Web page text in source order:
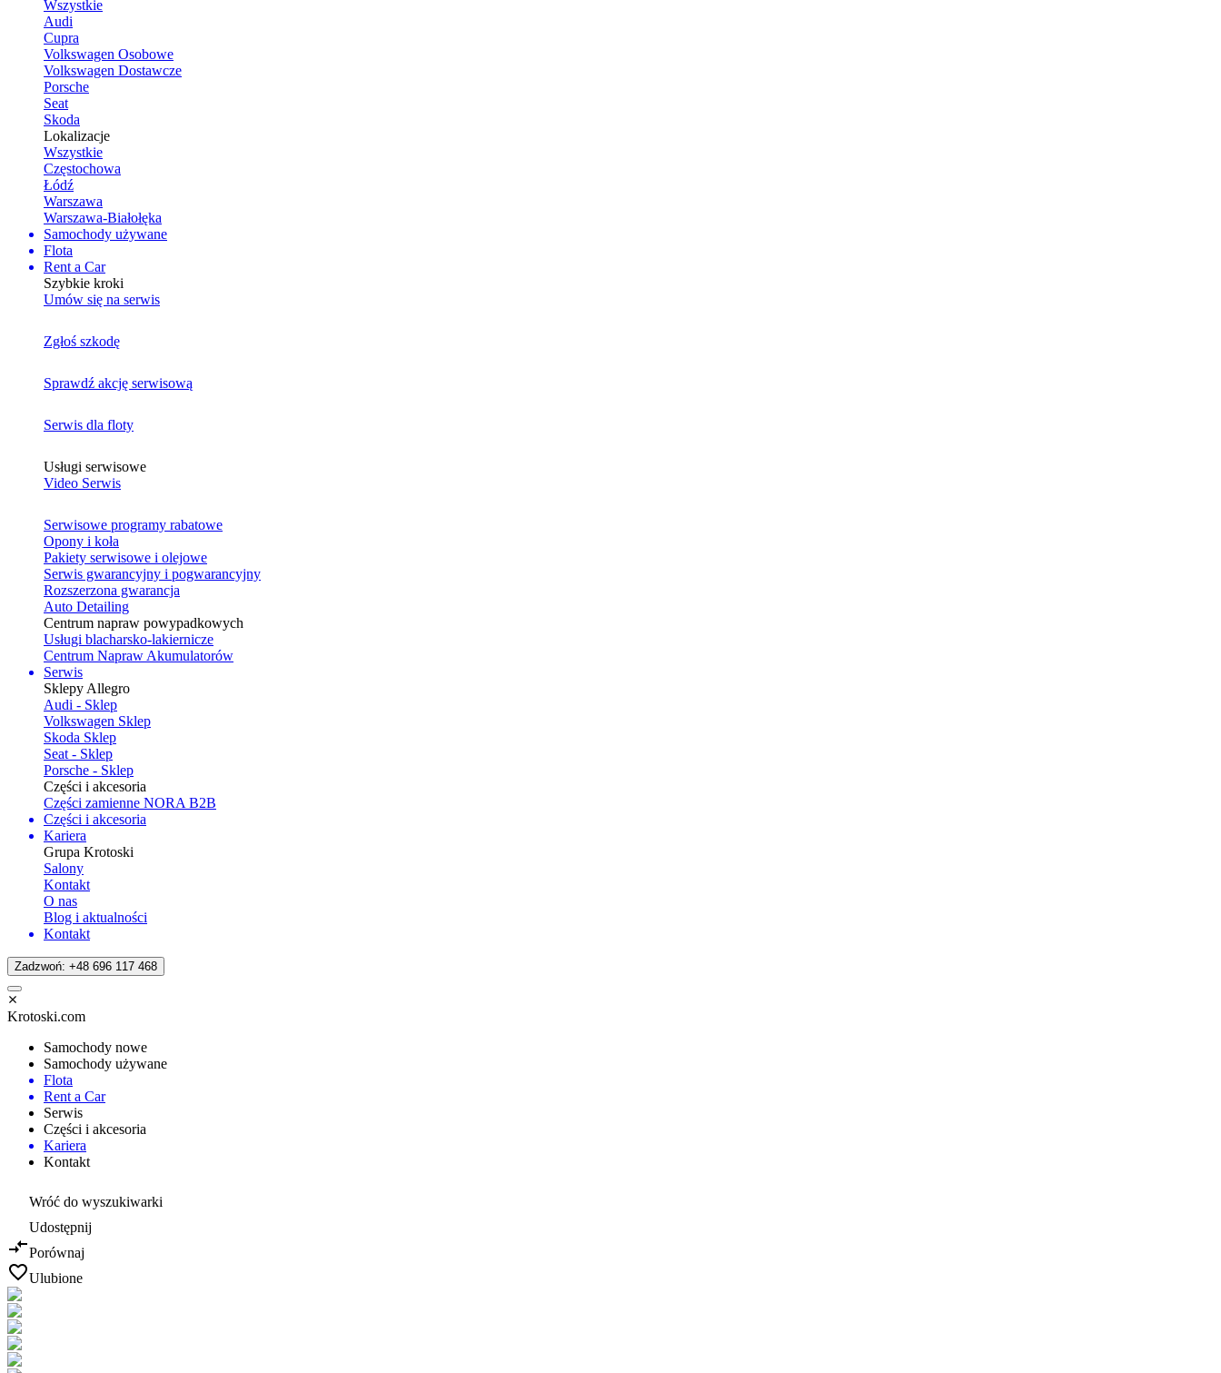
Wszystkie
Audi
Cupra
Volkswagen Osobowe
Volkswagen Dostawcze
Porsche
Seat
Skoda
Lokalizacje
Wszystkie
Częstochowa
Łódź
Warszawa
Warszawa-Białołęka
Samochody używane
Flota
Rent a Car
Szybkie kroki
Umów się na serwis
Zgłoś szkodę
Sprawdź akcję serwisową
Serwis dla floty
Usługi serwisowe
Video Serwis
Serwisowe programy rabatowe
Opony i koła
Pakiety serwisowe i olejowe
Serwis gwarancyjny i pogwarancyjny
Rozszerzona gwarancja
Auto Detailing
Centrum napraw powypadkowych
Usługi blacharsko-lakiernicze
Centrum Napraw Akumulatorów
Serwis
Sklepy Allegro
Audi - Sklep
Volkswagen Sklep
Skoda Sklep
Seat - Sklep
Porsche - Sklep
Części i akcesoria
Części zamienne NORA B2B
Części i akcesoria
Kariera
Grupa Krotoski
Salony
Kontakt
O nas
Blog i aktualności
Kontakt
Zadzwoń: +48 696 117 468
Krotoski.com
Samochody nowe
Samochody używane
Flota
Rent a Car
Serwis
Części i akcesoria
Kariera
Kontakt
Wróć do wyszukiwarki
Udostępnij
Porównaj
Ulubione